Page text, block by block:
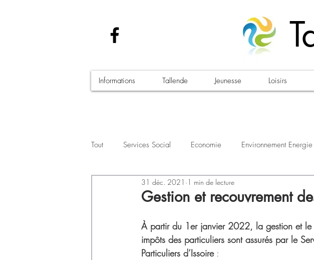
Informations Tallende Jeunesse Loisirs
Tout Services Social Economie Environnement Energie
Santé - Covid-19 Culture Manifestations
Gestion et recouvrement
31 déc. 2021 1 min de lecture
À partir du 1er janvier 2022, la gestion et le
impôts des particuliers sont assurés par le
Particuliers d’Issoire :